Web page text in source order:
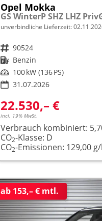
Opel Mokka
GS WinterP SHZ LHZ
unverbindliche Lieferzeit:
Fahrzeugnr. 90524
Kraftstoff Benzin
Leistung 100 kW (136 PS)
31.07.2026
22.530,– €
incl. 19% MwSt.
Verbrauch kombiniert:
CO2-Klasse: D
CO2-Emissionen: 129,00
ab 153,– € mtl.